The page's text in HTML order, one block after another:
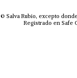
© Salva Rubio, excepto
Registrado en Safe